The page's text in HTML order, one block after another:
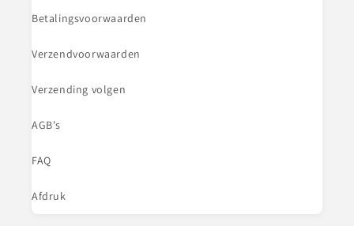
Betalingsvoorwaarden
Verzendvoorwaarden
Verzending volgen
AGB's
FAQ
Afdruk